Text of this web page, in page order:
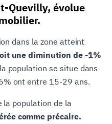
Quevilly, évolue
dans la zone atteint
une diminution de -1%
population se situe dans
ont entre 15-29 ans.
la population de la
comme précaire.